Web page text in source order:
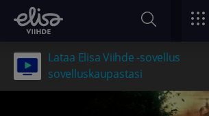
Lataa Elisa Viihde -sovellus
sovelluskaupastasi